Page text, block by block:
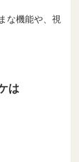
な機能や、視
は